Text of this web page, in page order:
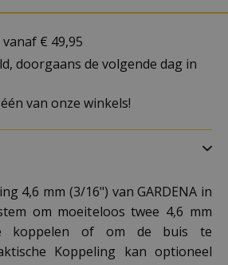
€ 49,95
doorgaans de volgende dag in
van onze winkels!
4,6 mm (3/16") van GARDENA in
om moeiteloos twee 4,6 mm
koppelen of om de buis te
Koppeling kan optioneel